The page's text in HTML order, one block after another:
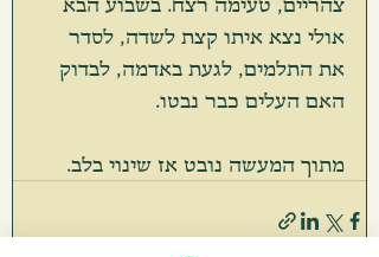
אולי נצא איתו קצת לשדה, לסדר
את התלמים, לגעת באדמה, לבדוק
האם העלים כבר נבטו.
מתוך המעשה נובט אז שינוי בלב.